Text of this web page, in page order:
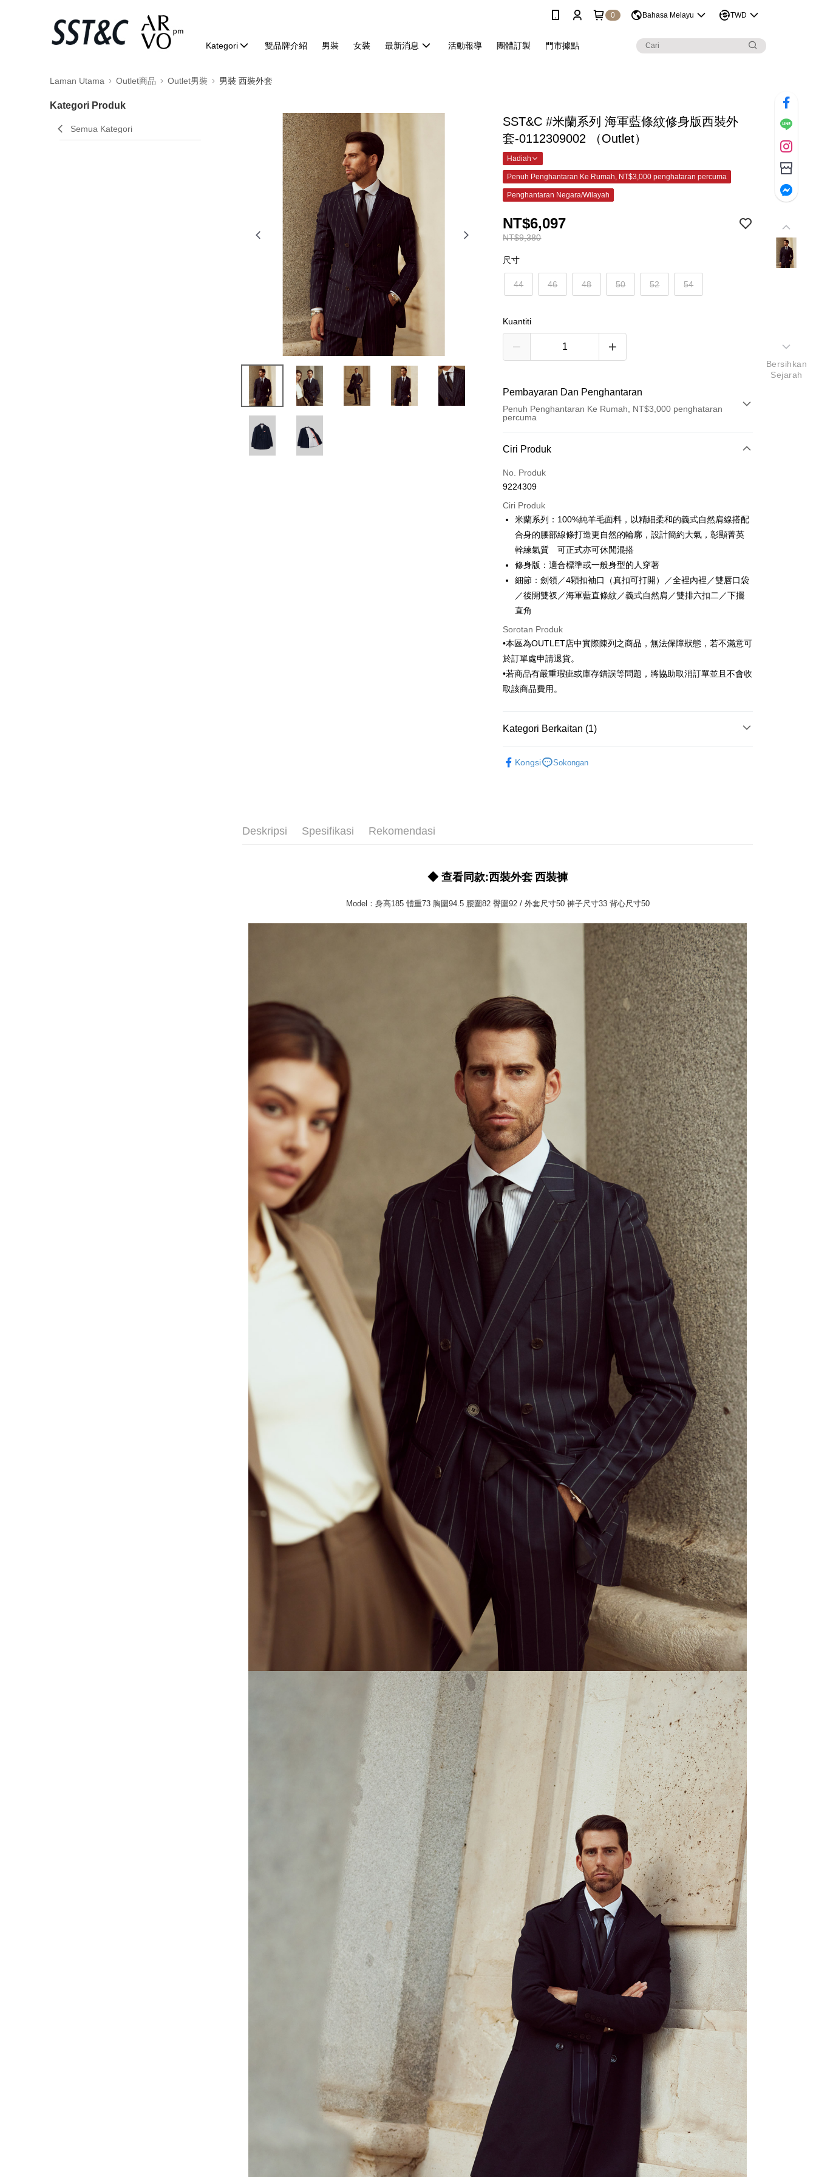
0 Bahasa Melayu TWD
Kategori 雙品牌介紹 男裝 女裝 最新消息 活動報導 團體訂製 門市據點
Laman Utama Outlet商品 Outlet男裝 男裝 西裝外套
Kategori Produk
Semua Kategori
SST&C #米蘭系列 海軍藍條紋修身版西裝外
套-0112309002 （Outlet）
Hadiah
Penuh Penghantaran Ke Rumah, NT$3,000 penghataran percuma
Penghantaran Negara/Wilayah
NT$9,380
NT$6,097
尺寸
44 46 48 50 52 54
Kuantiti
Pembayaran Dan Penghantaran
Penuh Penghantaran Ke Rumah, NT$3,000 penghataran
percuma
Kaedah Pembayaran
Kad Kredit (Bayaran Penuh)
Ansuran Kad Kredit
3 ansuran pada kadar faedah 0,
21 Bank
Taiwan Cooperative Bank
Bank Komersial Pertama
Bank
Bank
The Shanghai
Commercial & Savings
Bank
Bank Komersial Taipei
Fubon
Bank Cathay United
Taiwan Business Bank
Bank
HSBC Bank (Taiwan)
Limited
Union Bank of Taiwan
Bank Antarabangsa
Syarikat Kad Kredit
6 ansuran pada kadar faedah 0, NT$1,016
setiap
ansuran
Taiwan Cooperative Bank
Bank Komersial Pertama
Hua Nan Commercial Bank
Chang Hwa Commercial Bank
Savings Bank
Bank Cathay United
Taiwan Business Bank
Taichung Commercial Bank
Union Bank of Taiwan
Yuanta Commercial Bank
Bank SinoPac
Bank Komersial E.SUN
Taiwan
LINE Pay
JKOPAY
Easy Wallet
Google Pay
Plus PAY
Pertama, Mengenai Perkhidmatan AFTEE Beli Sekarang Bayar
pengesahan AFTEE akan muncul.
aplikasi AFTEE.
bagaimanapun, bagi mereka yang telah memuat turun Aplikasi AFTEE
pembayaran sehingga 45 hari.
Tempoh pembayaran dikira dari masa kedai meminta pembayaran anda,
ditambah dengan bilangan hari yang boleh dilanjutkan oleh AFTEE.
Anda boleh melanjutkan tempoh pembayaran anda sebelum anda
menerima pesanan. Walau bagaimanapun, tiada jaminan bahawa anda
boleh menerima pesanan anda semasa tempoh pembayaran (cth.:
produk prapesanan atau produk yang mungkin mengambil masa yang
lebih lama untuk dihantar). Oleh itu, anda dikehendaki membuat
pembayaran kepada AFTEE dalam tempoh sama ada anda menerima
pesanan.
Kedua, Sekatan Pembayaran
1. Jumlah yang diperakui untuk pengguna kali pertama boleh sehingga
NT$10,000. Amaun diperakui sebenar yang diluluskan akan
berdasarkan keputusan pensijilan dan semakan oleh AFTEE.
2. Amaun perbelanjaan minimum mestilah lebih besar daripada NT$20.
3. Pada masa ini hanya tersedia untuk ahli Taiwan.
Ketiga, Syarat Perkhidmatan
Perkhidmatan AFTEE Beli Sekarang Bayar Kemudian disediakan oleh
NP Taiwan, Inc. dan AFTEE akan membuat bil kepada pengguna. AFTEE
akan menggunakan data peribadi yang dikumpul (termasuk nama
pembeli, no. telefon, nama penerima, no. telefon, alamat penerima)
untuk penggunaan perkhidmatan. Sila rujuk kepada "Penyata
Pengumpulan Data Peribadi, Pemprosesan, Penggunaan"
(https://aftee.tw/privacypolicy/) untuk maklumat lanjut.
Jumlah yang diperakui untuk pengguna kali pertama yang lulus
kelulusan boleh sehingga NT$10,000. Jika pengguna tidak membuat
pembayaran dalam tempoh tersebut, yuran pembayaran lewat sebanyak
20% setahun akan dikenakan. Pengguna bawah umur dikehendaki
mendapatkan kebenaran daripada ibu bapa atau penjaga yang sah
untuk menggunakan AFTEE.
Sila hubungi NP Taiwan Inc. di cs_tw@netprotections.co.jpjika anda
mempunyai sebarang kebimbangan mengenai pemprosesan dan
penggunaan pada data peribadi. Jika anda tidak bersetuju dengan data
peribadi yang disenaraikan seperti di atas akan dikumpul dan
digunakan oleh AFTEE, sila jangan gunakan perkhidmatan ini.
Pemindahan ATM
NT$3,500 atau lebih
LINEX 宇迅國際
Ciri Produk
No. Produk
9224309
Ciri Produk
米蘭系列：100%純羊毛面料，以精細柔和的義式自然肩線搭配
合身的腰部線條打造更自然的輪廓，設計簡約大氣，彰顯菁英
幹練氣質 可正式亦可休閒混搭
修身版：適合標準或一般身型的人穿著
細節：劍領／4顆扣袖口（真扣可打開）／全裡內裡／雙唇口袋
／後開雙衩／海軍藍直條紋／義式自然肩／雙排六扣二／下擺
直角
Sorotan Produk
•本區為OUTLET店中實際陳列之商品，無法保障狀態，若不滿意可
於訂單處申請退貨。
•若商品有嚴重瑕疵或庫存錯誤等問題，將協助取消訂單並且不會收
取該商品費用。
Kategori Berkaitan (1)
Kongsi
Sokongan
Deskripsi Spesifikasi Rekomendasi
◆ 查看同款:西裝外套 西裝褲
Model：身高185 體重73 胸圍94.5 腰圍82 臀圍92 / 外套尺寸50 褲子尺寸33 背心尺寸50
Bersihkan
Sejarah